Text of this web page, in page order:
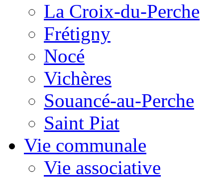
La Croix-du-Perche
Frétigny
Nocé
Vichères
Souancé-au-Perche
Saint Piat
Vie communale
Vie associative